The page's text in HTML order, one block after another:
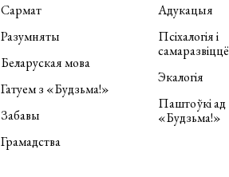
Сармат
Разумняты
Беларуская мова
Гатуем з «Будзьма!»
Забавы
Грамадства
Адукацыя
Псіхалогія і
самаразвіццё
Экалогія
Паштоўкі ад
«Будзьма!»